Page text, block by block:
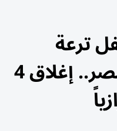
ترعة
الإسماعيلية في مصر.. إغلاق 4